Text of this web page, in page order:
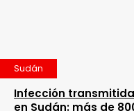
Sudán
Infección
en Sudán: más de